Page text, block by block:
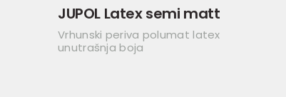
JUPOL Latex semi matt
Vrhunski periva polumat latex
unutrašnja boja